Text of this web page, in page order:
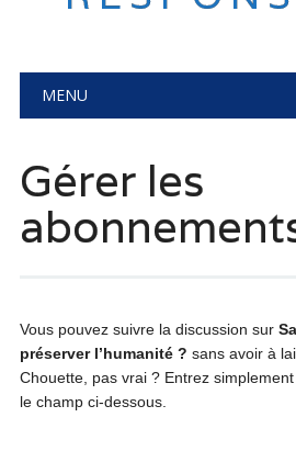
Main menu
MENU
Gérer les
Vous pouvez suivre la discussion sur
préserver l’humanité ? sans avoir à
Chouette, pas vrai ? Entrez
le champ ci-dessous.